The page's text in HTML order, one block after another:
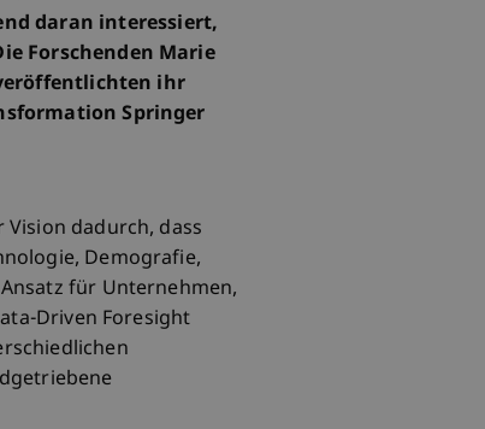
daran interessiert,
Forschenden Marie
ihr
Springer
dadurch, dass
Demografie,
für Unternehmen,
Driven Foresight